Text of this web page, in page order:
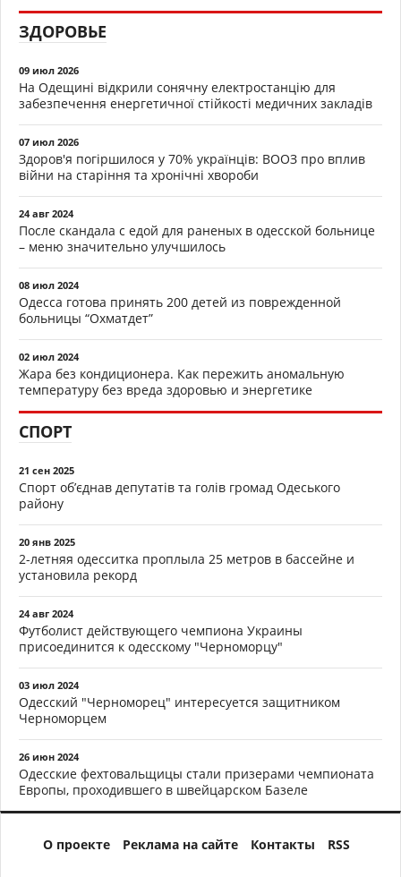
ЗДОРОВЬЕ
09 июл 2026
На Одещині відкрили сонячну електростанцію для
забезпечення енергетичної стійкості медичних закладів
07 июл 2026
Здоров'я погіршилося у 70% українців: ВООЗ про вплив
війни на старіння та хронічні хвороби
24 авг 2024
После скандала с едой для раненых в одесской больнице
– меню значительно улучшилось
08 июл 2024
Одесса готова принять 200 детей из поврежденной
больницы “Охматдет”
02 июл 2024
Жара без кондиционера. Как пережить аномальную
температуру без вреда здоровью и энергетике
СПОРТ
21 сен 2025
Спорт об’єднав депутатів та голів громад Одеського
району
20 янв 2025
2-летняя одесситка проплыла 25 метров в бассейне и
установила рекорд
24 авг 2024
Футболист действующего чемпиона Украины
присоединится к одесскому "Черноморцу"
03 июл 2024
Одесский "Черноморец" интересуется защитником
Черноморцем
26 июн 2024
Одесские фехтовальщицы стали призерами чемпионата
Европы, проходившего в швейцарском Базеле
О проекте Реклама на сайте Контакты RSS